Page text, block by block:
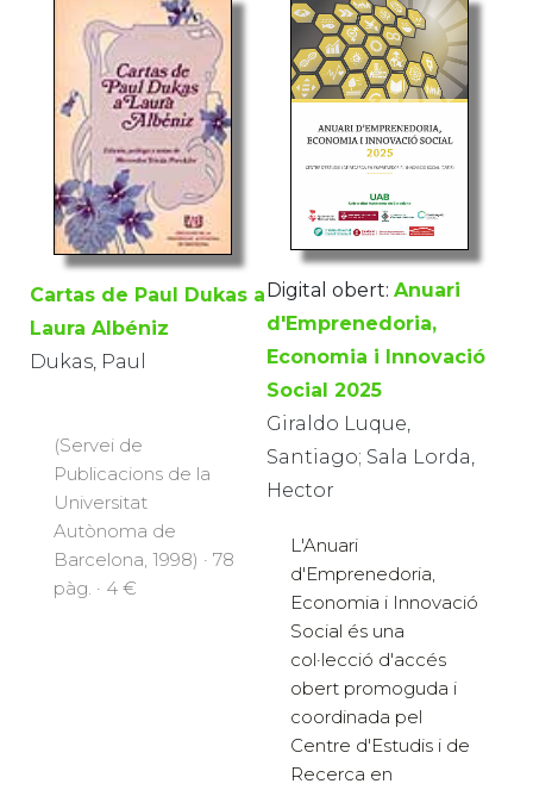
Cartas de Paul Dukas a
Laura Albéniz
Dukas, Paul
(Servei de
Publicacions de la
Universitat
Autònoma de
Barcelona, 1998) · 78
pàg. · 4 €
Digital obert: Anuari
d'Emprenedoria,
Economia i Innovació
Social 2025
Giraldo Luque,
Santiago; Sala Lorda,
Hector
L'Anuari
d'Emprenedoria,
Economia i Innovació
Social és una
col·lecció d'accés
obert promoguda i
coordinada pel
Centre d'Estudis i de
Recerca en